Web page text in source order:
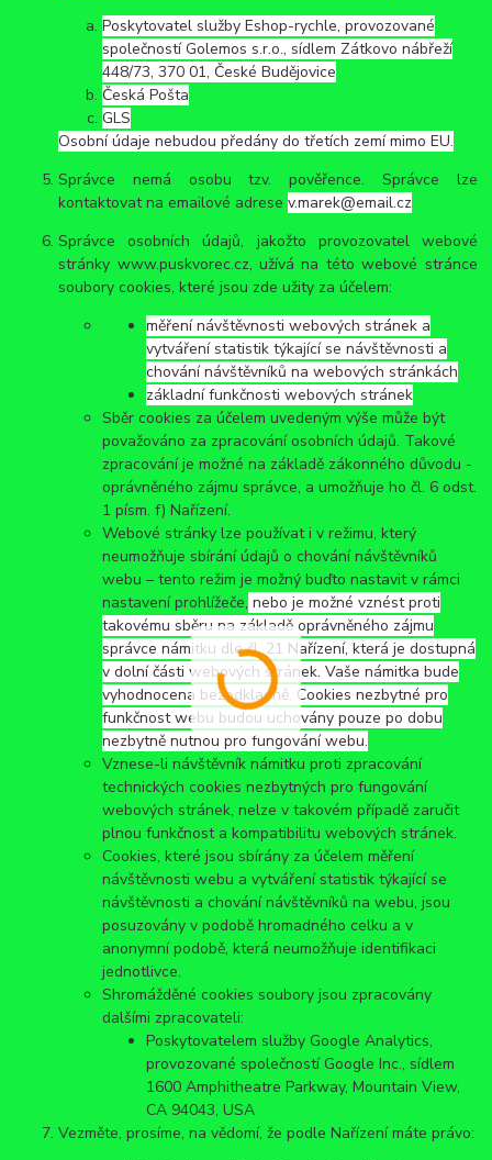
Poskytovatel služby Eshop-rychle, provozované
společností Golemos s.r.o., sídlem Zátkovo nábřeží
448/73, 370 01, České Budějovice
Česká Pošta
GLS
Osobní údaje nebudou předány do třetích zemí mimo EU.
Správce nemá osobu tzv. pověřence. Správce lze
kontaktovat na emailové adresev.marek@email.cz
Správce osobních údajů, jakožto provozovatel webové
stránky www.puskvorec.cz, užívá na této webové stránce
soubory cookies, které jsou zde užity za účelem:
měření návštěvnosti webových stránek a
vytváření statistik týkající se návštěvnosti a
chování návštěvníků na webových stránkách
základní funkčnosti webových stránek
Sběr cookies za účelem uvedeným výše může být
považováno za zpracování osobních údajů. Takové
zpracování je možné na základě zákonného důvodu -
oprávněného zájmu správce, a umožňuje ho čl. 6 odst.
1 písm. f) Nařízení.
Webové stránky lze používat i v režimu, který
neumožňuje sbírání údajů o chování návštěvníků
webu – tento režim je možný buďto nastavit v rámci
nastavení prohlížeče, nebo je možné vznést proti
takovému sběru na základě oprávněného zájmu
správce námitku dle čl. 21 Nařízení, která je dostupná
v dolní části webových stránek. Vaše námitka bude
vyhodnocena bezodkladně. Cookies nezbytné pro
funkčnost webu budou uchovány pouze po dobu
nezbytně nutnou pro fungování webu.
Vznese-li návštěvník námitku proti zpracování
technických cookies nezbytných pro fungování
webových stránek, nelze v takovém případě zaručit
plnou funkčnost a kompatibilitu webových stránek.
Cookies, které jsou sbírány za účelem měření
návštěvnosti webu a vytváření statistik týkající se
návštěvnosti a chování návštěvníků na webu, jsou
posuzovány v podobě hromadného celku a v
anonymní podobě, která neumožňuje identifikaci
jednotlivce.
Shromážděné cookies soubory jsou zpracovány
dalšími zpracovateli:
Poskytovatelem služby Google Analytics,
provozované společností Google Inc., sídlem
1600 Amphitheatre Parkway, Mountain View,
CA 94043, USA
Vezměte, prosíme, na vědomí, že podle Nařízení máte právo: